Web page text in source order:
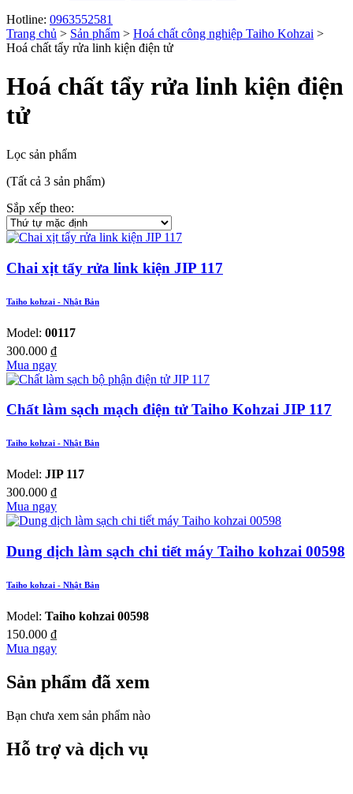
Hotline: 0963552581
Trang chủ > Sản phẩm > Hoá chất công nghiệp Taiho Kohzai >
Hoá chất tẩy rửa linh kiện điện tử
Hoá chất tẩy rửa linh kiện điện
tử
Lọc sản phẩm
(Tất cả 3 sản phẩm)
Sắp xếp theo:
Chai xịt tẩy rửa link kiện JIP 117
Taiho kohzai - Nhật Bản
Model: 00117
300.000 ₫
Mua ngay
Chất làm sạch mạch điện tử Taiho Kohzai JIP 117
Taiho kohzai - Nhật Bản
Model: JIP 117
300.000 ₫
Mua ngay
Dung dịch làm sạch chi tiết máy Taiho kohzai 00598
Taiho kohzai - Nhật Bản
Model: Taiho kohzai 00598
150.000 ₫
Mua ngay
Sản phẩm đã xem
Bạn chưa xem sản phẩm nào
Hỗ trợ và dịch vụ